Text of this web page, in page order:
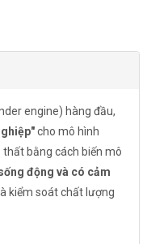
engine) hàng đầu,
cho mô hình
thất bằng cách biến mô
động và có cảm
kiểm soát chất lượng